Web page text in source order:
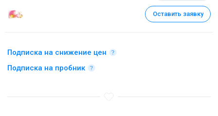
Оставить заявку
Подписка на снижение цен
Подписка на пробник